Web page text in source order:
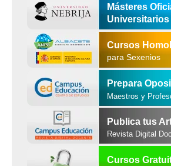
Másteres
Universitarios
Cursos
para Sexenios
Prepara
Maestros y
Publica tus
Revista Digital
Cursos